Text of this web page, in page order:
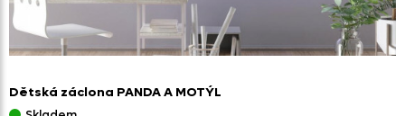
Dětská záclona PANDA A MOTÝL